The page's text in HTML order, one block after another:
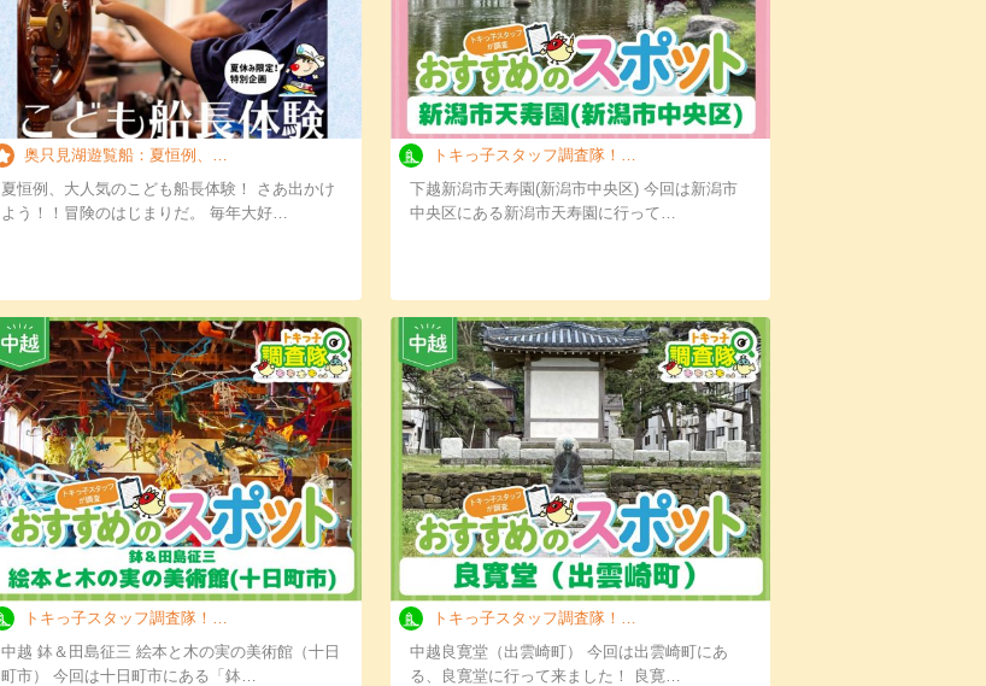
奥只見湖遊覧船：夏恒例、大人気のこども船長体…
夏恒例、大人気のこども船長体験！ さあ出かけ
よう！！冒険のはじまりだ。 毎年大好…
トキっ子スタッフ調査隊！新潟市天寿園（新潟市…
下越新潟市天寿園(新潟市中央区) 今回は新潟市
中央区にある新潟市天寿園に行って…
トキっ子スタッフ調査隊！鉢＆田島征三 絵本と木…
中越 鉢＆田島征三 絵本と木の実の美術館（十日
町市） 今回は十日町市にある「鉢…
トキっ子スタッフ調査隊！良寛堂（出雲崎町）に…
中越良寛堂（出雲崎町） 今回は出雲崎町にあ
る、良寛堂に行って来ました！ 良寛…